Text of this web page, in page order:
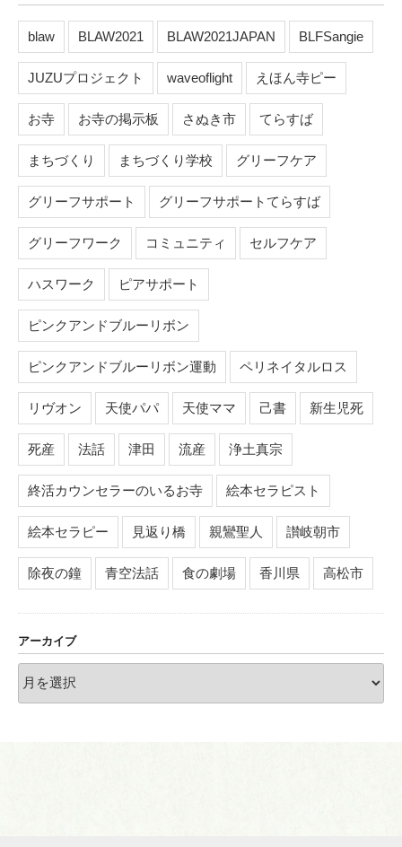
blaw BLAW2021 BLAW2021JAPAN BLFSangie
JUZUプロジェクト waveoflight えほん寺ピー
お寺 お寺の掲示板 さぬき市 てらすば
まちづくり まちづくり学校 グリーフケア
グリーフサポート グリーフサポートてらすば
グリーフワーク コミュニティ セルフケア
ハスワーク ピアサポート
ピンクアンドブルーリボン
ピンクアンドブルーリボン運動 ペリネイタルロス
リヴオン 天使パパ 天使ママ 己書 新生児死
死産 法話 津田 流産 浄土真宗
終活カウンセラーのいるお寺 絵本セラピスト
絵本セラピー 見返り橋 親鸞聖人 讃岐朝市
除夜の鐘 青空法話 食の劇場 香川県 高松市
アーカイブ
ー